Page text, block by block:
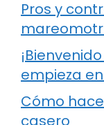
Pros y
empieza
Cómo
casero